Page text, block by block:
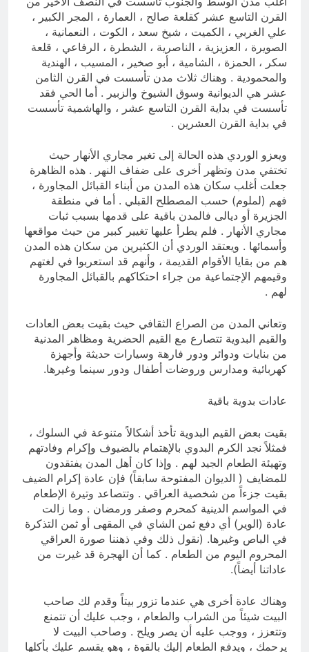
القرن التاسع عشر كقلعة صالح ، العمارة ، المجر الكبير ،
علي الغربي ، الكميت ، شيخ سعد ، الكوت ، النعمانية ،
الصويرة ، العزيزية ، الناصرية ، الشطرة ، الرفاعي ، قلعة
سكر ، الحمزة ، الشامية ، أبو صخير ، المسيب ، الهندية
والمحمودية . وهناك ثلاث مدن تأسست في القرن الثامن
عشر هي الديوانية وسوق الشيوخ والزبير . أما الحي فقد
تأسست في بداية القرن التاسع عشر ، والهاشمية تأسست
في بداية القرن العشرين .
ويعزو الوردي هذه الحالة إلى تغير مجاري الأنهار حيث
تختفي مدن وتظهر أخرى على ضفاف النهر . هذه الظاهرة
جعلت أغلب سكان هذه المدن من أبناء القبائل المجاورة ،
فهم (لملوم) حسب المصطلح القبلي . أما في منطقة
الجزيرة أو ديالى فالمدن باقية على قدمها بسبب ثبات
مجاري الأنهار . فلم يطرأ عليها تغيير كبير من حيث مواقعها
وأسمائها . ويعتقد الوردي أن الكثيرين من سكان هذه المدن
هم من بقايا الأقوام القديمة ، وأنهم قد استعربوا في لغتهم
وقيمهم الإجتماعية من جراء احتكاكهم بالقبائل المجاورة
لهم .
وتعاني المدن من الصراع الثقافي حيث بقيت بعض العادات
والقيم البدوية تتصارع مع القيم الحضرية ومظاهر المدنية
من بنايات ودوائر ودور فارهة وسيارات حديثة وأجهزة
كهربائية ومدارس وروضات أطفال ودور سينما وغيرها.
عادات بدوية باقية
بقيت بعض القيم البدوية تأخذ أشكالاً متنوعة في السلوك ،
فمثلاً نجد الكرم البدوي بالإهتمام بالضيوف وإكرام وفادتهم
وتهيئة الطعام الجيد لهم . وإذا كان أهل المدن يفتقدون
للمضايف ( الديوان المفتوحة سابقاً) فإن عادة إكرام الضيف
بقيت جزءاً من شخصية العراقي . وتتصاعد وتيرة الإطعام
في المواسم الدينية كمحرم وصفر ورمضان . وما زالت
عادة (الوير) أي دفع ثمن الشاي في المقهى أو ثمن التذكرة
في الباص وغيرها. (نقول ذلك وفي ذهننا صورة العراقي
المحروم اليوم من الطعام . كما أن الهجرة قد غيرت من
عاداتنا أيضاً).
وهناك عادة أخرى هي عندما تزور بيتاً وقدم لك صاحب
البيت شيئاً من الشراب والطعام ، وجب عليك أن تتمنع
وتتعزز ، ووجب عليه أن يصر ويلح . وصاحب البيت لا
يرحمك ، ويدفع الطعام إليك بالقوة ، وهو يقسم عليك بأكلها